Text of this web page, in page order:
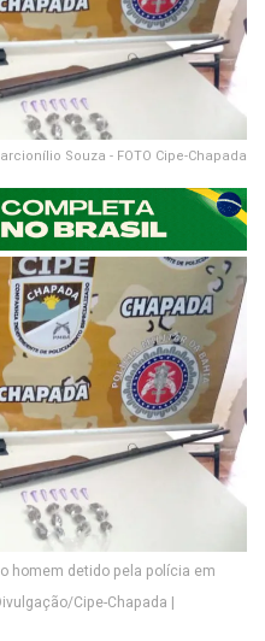
Souza - FOTO Cipe-Chapada
homem detido pela polícia em
Cipe-Chapada |